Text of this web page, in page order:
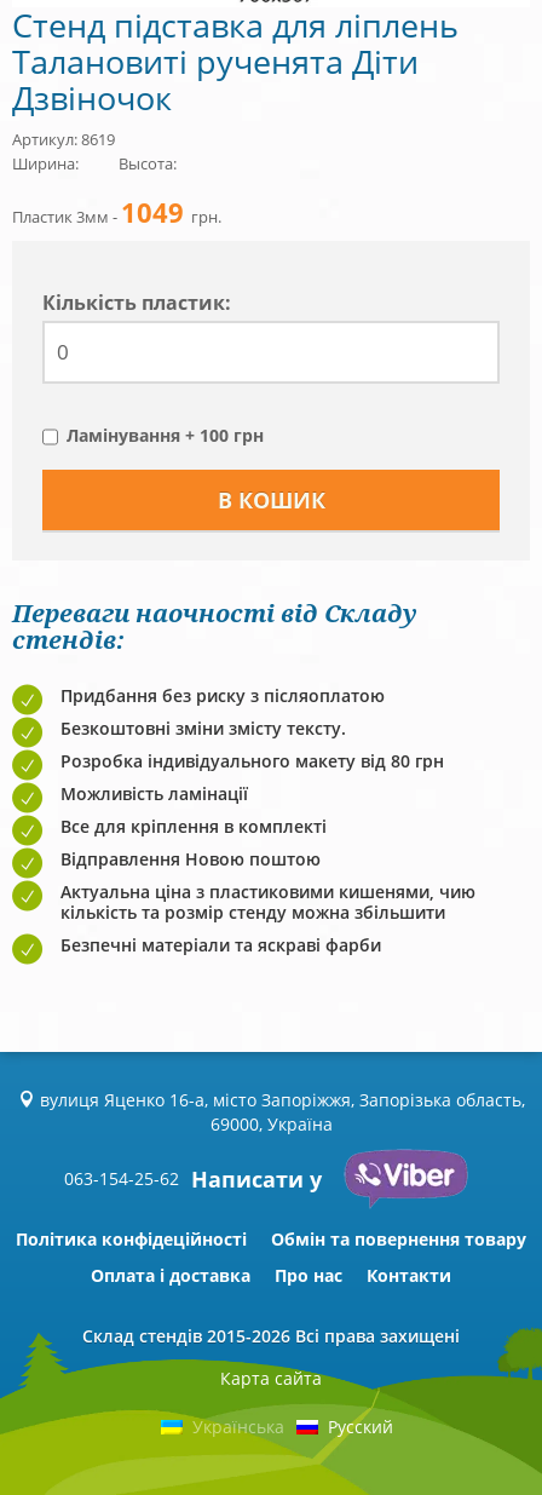
Стенд підставка для ліплень
Талановиті рученята Діти
Дзвіночок
Артикул: 8619
Ширина:
Высота:
Пластик 3мм - 1049 грн.
Кiлькiсть пластик:
Ламінування + 100 грн
Переваги наочності від Складу
стендів:
Придбання без риску з післяоплатою
Безкоштовні зміни змісту тексту.
Розробка індивідуального макету від 80 грн
Можливість ламінації
Все для кріплення в комплекті
Відправлення Новою поштою
Актуальна ціна з пластиковими кишенями, чию
кількість та розмір стенду можна збільшити
Безпечні матеріали та яскраві фарби
вулиця Яценко 16-а, місто Запоріжжя, Запорізька область,
69000, Україна
063-154-25-62 Написати у
Політика конфідеційності
Обмін та повернення товару
Оплата і доставка
Про нас Контакти
Склад стендів 2015-2026 Всі права захищені
Карта сайта
Українська Русский